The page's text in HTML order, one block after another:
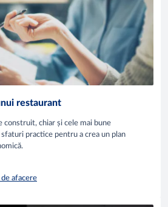
restaurant
construit, chiar și cele mai bune
practice pentru a crea un plan
afacere